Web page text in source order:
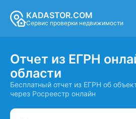
KADASTOR.COM
Сервис проверки недвижимости
Отчет из ЕГРН
области
Бесплатный отчет из ЕГРН об
через Росреестр онлайн